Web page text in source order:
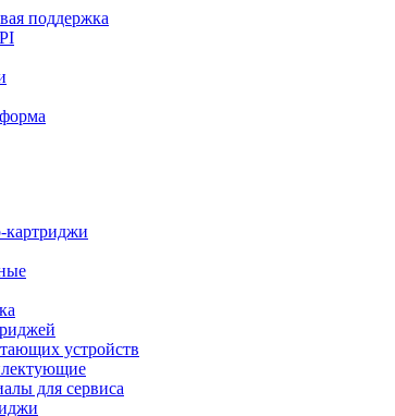
поддержка
картриджи
устройств
для сервиса